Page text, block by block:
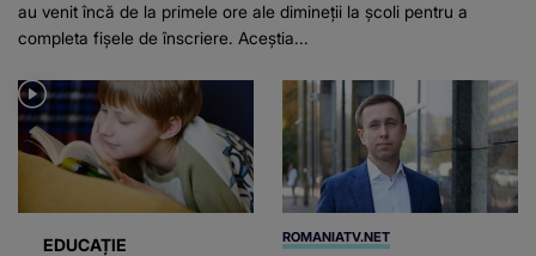
au venit încă de la primele ore ale dimineții la școli pentru a
completa fișele de înscriere. Aceștia...
EDUCAȚIE ROMANIATV.NET